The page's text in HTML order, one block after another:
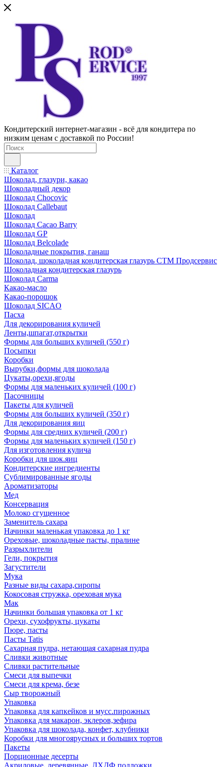
Кондитерский интернет-магазин - всё для кондитера по
низким ценам с доставкой по России!
Каталог
Шоколад, глазури, какао
Шоколадный декор
Шоколад Chocovic
Шоколад Callebaut
Шоколад
Шоколад Cacao Barry
Шоколад GP
Шоколад Belcolade
Шоколадные покрытия, ганаш
Шоколад, шоколадная кондитерская глазурь СТМ Продсервис
Шоколадная кондитерская глазурь
Шоколад Carma
Какао-масло
Какао-порошок
Шоколад SICAO
Пасха
Для декорирования куличей
Ленты,шпагат,открытки
Формы для больших куличей (550 г)
Посыпки
Коробки
Вырубки,формы для шоколада
Цукаты,орехи,ягоды
Формы для маленьких куличей (100 г)
Пасочницы
Пакеты для куличей
Формы для больших куличей (350 г)
Для декорирования яиц
Формы для средних куличей (200 г)
Формы для маленьких куличей (150 г)
Для изготовления кулича
Коробки для шок.яиц
Кондитерские ингредиенты
Сублимированные ягоды
Ароматизаторы
Мед
Консервация
Молоко сгущенное
Заменитель сахара
Начинки маленькая упаковка до 1 кг
Ореховые, шоколадные пасты, пралине
Разрыхлители
Гели, покрытия
Загустители
Мука
Разные виды сахара,сиропы
Кокосовая стружка, ореховая мука
Мак
Начинки большая упаковка от 1 кг
Орехи, сухофрукты, цукаты
Пюре, пасты
Пасты Tatis
Сахарная пудра, нетающая сахарная пудра
Сливки животные
Сливки растительные
Смеси для выпечки
Смеси для крема, безе
Сыр творожный
Упаковка
Упаковка для капкейков и мусс.пирожных
Упаковка для макарон, эклеров,зефира
Упаковка для шоколада, конфет, клубники
Коробки для многоярусных и больших тортов
Пакеты
Порционные десерты
Акриловые, деревянные, ЛХДФ подложки